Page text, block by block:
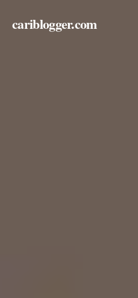
cariblogger.com